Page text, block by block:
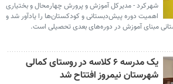
شهرکرد - مدیرکل آموزش و پرورش چهارمحال و بختیاری
اهمیت دوره پیش‌دبستانی و کودکستان‌ها را یادآور شد و
مبنای آموزش در دوره‌های بعدی تحصیلی است.
یک مدرسه ۶ کلاسه در روستای کمالی
شهرستان نیمروز افتتاح شد